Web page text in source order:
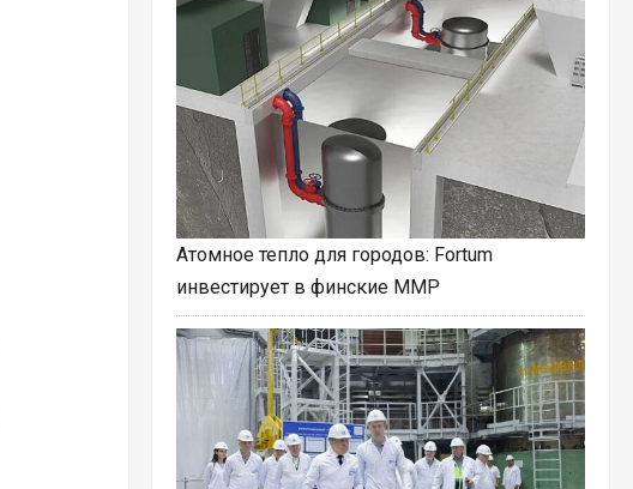
Атомное тепло для городов: Fortum
инвестирует в финские ММР